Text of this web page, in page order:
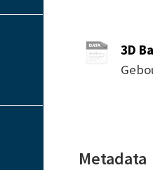
3D
Metadata